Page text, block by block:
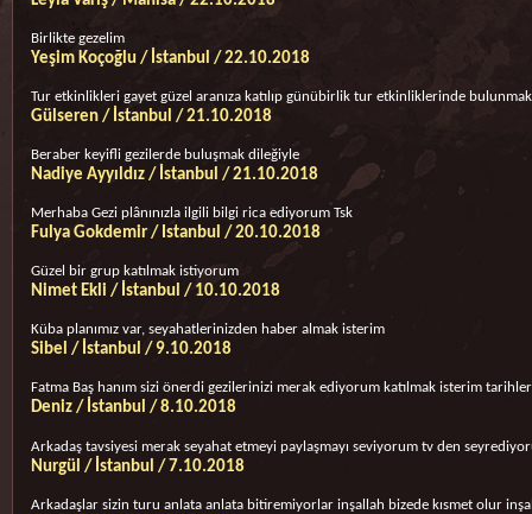
Birlikte gezelim
Yeşim Koçoğlu / İstanbul / 22.10.2018
Tur etkinlikleri gayet güzel aranıza katılıp günübirlik tur etkinliklerinde
Gülseren / İstanbul / 21.10.2018
Beraber keyifli gezilerde buluşmak dileğiyle
Nadiye Ayyıldız / İstanbul / 21.10.2018
Merhaba Gezi plânınızla ilgili bilgi rica ediyorum Tsk
Fulya Gokdemir / Istanbul / 20.10.2018
Güzel bir grup katılmak istiyorum
Nimet Ekli / İstanbul / 10.10.2018
Küba planımız var, seyahatlerinizden haber almak isterim
Sibel / İstanbul / 9.10.2018
Fatma Baş hanım sizi önerdi gezilerinizi merak ediyorum katılmak isterim
Deniz / İstanbul / 8.10.2018
Arkadaş tavsiyesi merak seyahat etmeyi paylaşmayı seviyorum tv den
Nurgül / İstanbul / 7.10.2018
Arkadaşlar sizin turu anlata anlata bitiremiyorlar inşallah bizede kısmet olur